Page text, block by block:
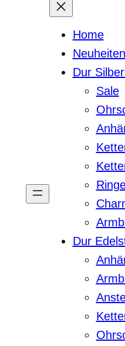
Home
Neuheiten
Dur
Sale
Dur